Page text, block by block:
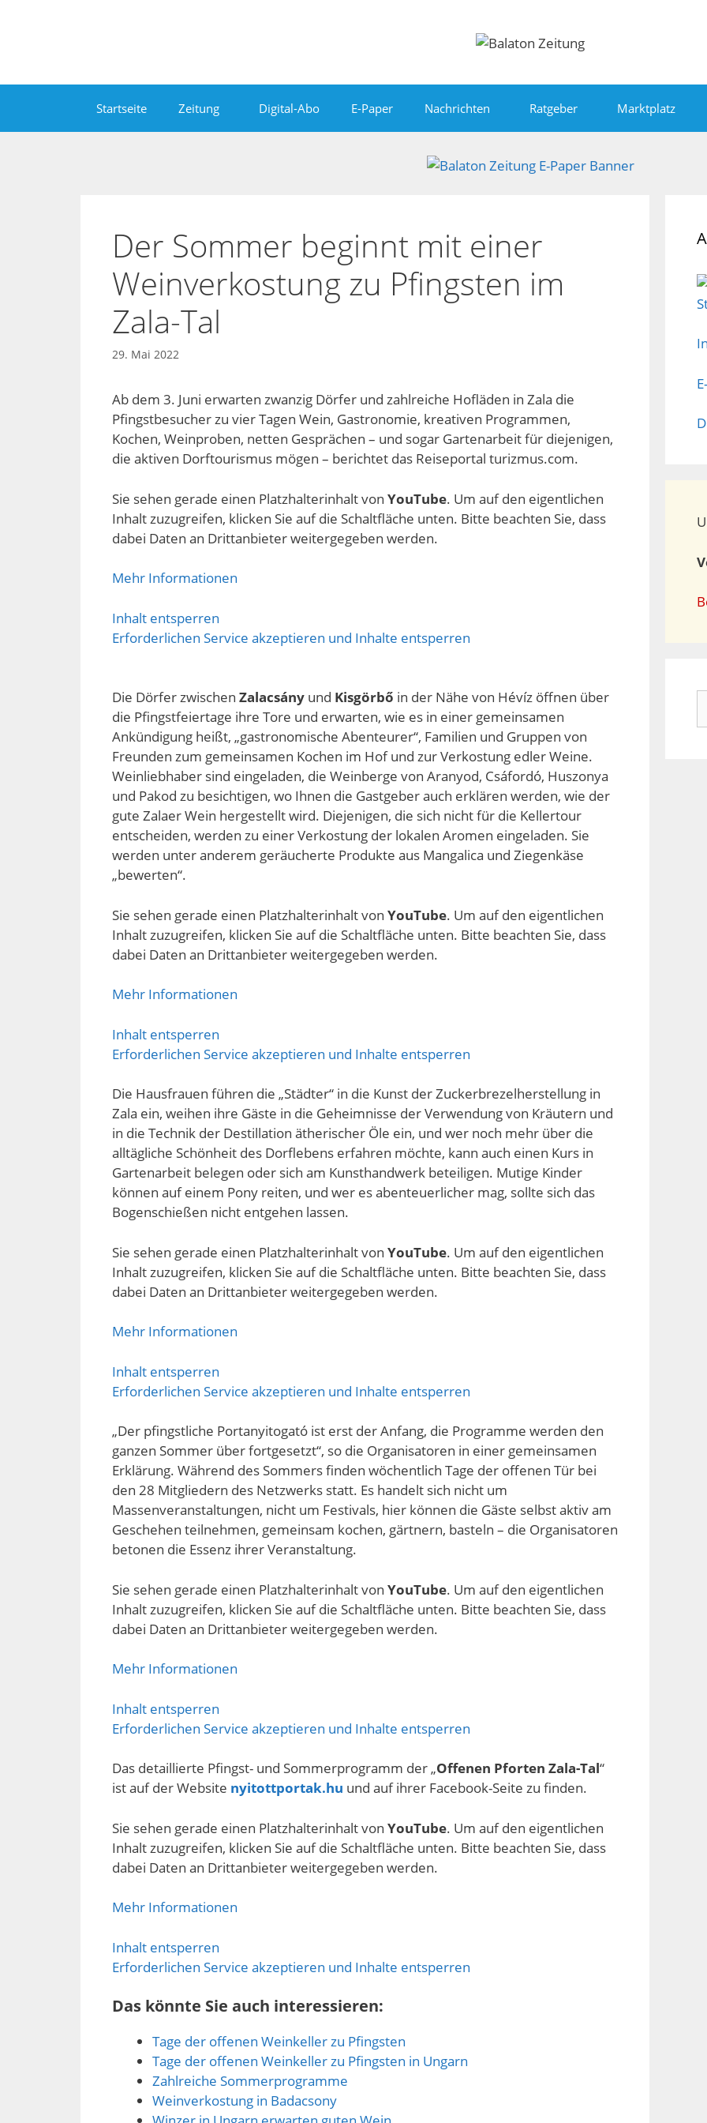
Startseite Zeitung Digital-Abo E-Paper Nachrichten Ratgeber Marktplatz
Der Sommer beginnt mit einer
Weinverkostung zu Pfingsten im
Zala-Tal
29. Mai 2022
Ab dem 3. Juni erwarten zwanzig Dörfer und zahlreiche Hofläden in Zala die
Pfingstbesucher zu vier Tagen Wein, Gastronomie, kreativen Programmen,
Kochen, Weinproben, netten Gesprächen – und sogar Gartenarbeit für diejenigen,
die aktiven Dorftourismus mögen – berichtet das Reiseportal turizmus.com.
Sie sehen gerade einen Platzhalterinhalt von YouTube. Um auf den eigentlichen
Inhalt zuzugreifen, klicken Sie auf die Schaltfläche unten. Bitte beachten Sie, dass
dabei Daten an Drittanbieter weitergegeben werden.
Mehr Informationen
Inhalt entsperren
Erforderlichen Service akzeptieren und Inhalte entsperren
Die Dörfer zwischen Zalacsány und Kisgörbő in der Nähe von Hévíz öffnen über
die Pfingstfeiertage ihre Tore und erwarten, wie es in einer gemeinsamen
Ankündigung heißt, „gastronomische Abenteurer“, Familien und Gruppen von
Freunden zum gemeinsamen Kochen im Hof und zur Verkostung edler Weine.
Weinliebhaber sind eingeladen, die Weinberge von Aranyod, Csáfordó, Huszonya
und Pakod zu besichtigen, wo Ihnen die Gastgeber auch erklären werden, wie der
gute Zalaer Wein hergestellt wird. Diejenigen, die sich nicht für die Kellertour
entscheiden, werden zu einer Verkostung der lokalen Aromen eingeladen. Sie
werden unter anderem geräucherte Produkte aus Mangalica und Ziegenkäse
„bewerten“.
Sie sehen gerade einen Platzhalterinhalt von YouTube. Um auf den eigentlichen
Inhalt zuzugreifen, klicken Sie auf die Schaltfläche unten. Bitte beachten Sie, dass
dabei Daten an Drittanbieter weitergegeben werden.
Mehr Informationen
Inhalt entsperren
Erforderlichen Service akzeptieren und Inhalte entsperren
Die Hausfrauen führen die „Städter“ in die Kunst der Zuckerbrezelherstellung in
Zala ein, weihen ihre Gäste in die Geheimnisse der Verwendung von Kräutern und
in die Technik der Destillation ätherischer Öle ein, und wer noch mehr über die
alltägliche Schönheit des Dorflebens erfahren möchte, kann auch einen Kurs in
Gartenarbeit belegen oder sich am Kunsthandwerk beteiligen. Mutige Kinder
können auf einem Pony reiten, und wer es abenteuerlicher mag, sollte sich das
Bogenschießen nicht entgehen lassen.
Sie sehen gerade einen Platzhalterinhalt von YouTube. Um auf den eigentlichen
Inhalt zuzugreifen, klicken Sie auf die Schaltfläche unten. Bitte beachten Sie, dass
dabei Daten an Drittanbieter weitergegeben werden.
Mehr Informationen
Inhalt entsperren
Erforderlichen Service akzeptieren und Inhalte entsperren
„Der pfingstliche Portanyitogató ist erst der Anfang, die Programme werden den
ganzen Sommer über fortgesetzt“, so die Organisatoren in einer gemeinsamen
Erklärung. Während des Sommers finden wöchentlich Tage der offenen Tür bei
den 28 Mitgliedern des Netzwerks statt. Es handelt sich nicht um
Massenveranstaltungen, nicht um Festivals, hier können die Gäste selbst aktiv am
Geschehen teilnehmen, gemeinsam kochen, gärtnern, basteln – die Organisatoren
betonen die Essenz ihrer Veranstaltung.
Sie sehen gerade einen Platzhalterinhalt von YouTube. Um auf den eigentlichen
Inhalt zuzugreifen, klicken Sie auf die Schaltfläche unten. Bitte beachten Sie, dass
dabei Daten an Drittanbieter weitergegeben werden.
Mehr Informationen
Inhalt entsperren
Erforderlichen Service akzeptieren und Inhalte entsperren
Das detaillierte Pfingst- und Sommerprogramm der „Offenen Pforten Zala-Tal“
ist auf der Website nyitottportak.hu und auf ihrer Facebook-Seite zu finden.
Sie sehen gerade einen Platzhalterinhalt von YouTube. Um auf den eigentlichen
Inhalt zuzugreifen, klicken Sie auf die Schaltfläche unten. Bitte beachten Sie, dass
dabei Daten an Drittanbieter weitergegeben werden.
Mehr Informationen
Inhalt entsperren
Erforderlichen Service akzeptieren und Inhalte entsperren
Das könnte Sie auch interessieren:
Tage der offenen Weinkeller zu Pfingsten
Tage der offenen Weinkeller zu Pfingsten in Ungarn
Zahlreiche Sommerprogramme
Weinverkostung in Badacsony